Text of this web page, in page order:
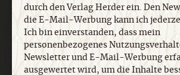
durch den Verlag Herder ein. Den
die E-Mail-Werbung kann ich
Ich bin einverstanden, dass mein
personenbezogenes
Newsletter und E-Mail-Werbung
ausgewertet wird, um die Inhalte